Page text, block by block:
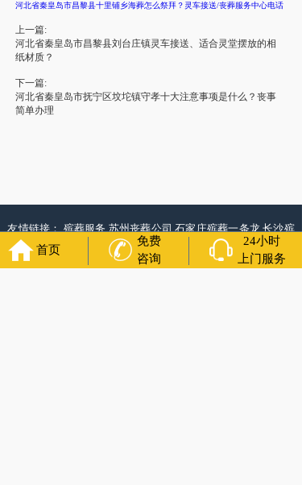
河北省秦皇岛市昌黎县十里铺乡海葬怎么祭拜？灵车接送/丧葬服务中心电话
上一篇:
河北省秦皇岛市昌黎县刘台庄镇灵车接送、适合灵堂摆放的相
纸材质？
下一篇:
河北省秦皇岛市抚宁区坟坨镇守孝十大注意事项是什么？丧事
简单办理
友情链接：殡葬服务苏州丧葬公司石家庄殡葬一条龙长沙殡
葬服务公司
南昌青山湖白事公司 呼和浩特灵车出租公司哈尔
滨道里区丧葬用品
西宁城东区白事服务 潍坊奎文区白事乳山
首页
免费
咨询
24小时
上门服务